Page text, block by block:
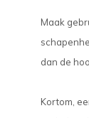
Maak
dan de
Kortom,